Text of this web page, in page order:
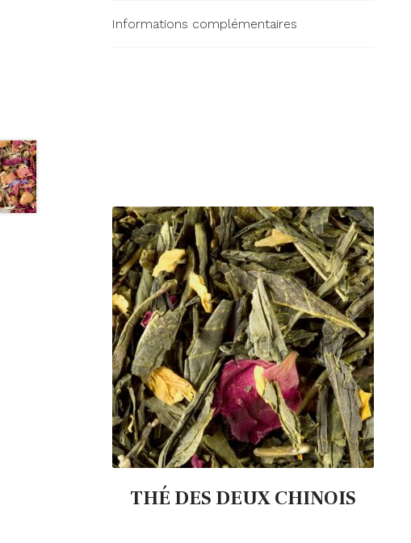
Informations complémentaires
THÉ DES DEUX CHINOIS